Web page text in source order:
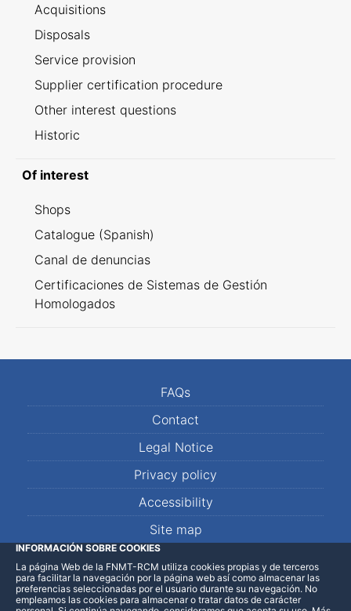
Acquisitions
Disposals
Service provision
Supplier certification procedure
Other interest questions
Historic
Of interest
Shops
Catalogue (Spanish)
Canal de denuncias
Certificaciones de Sistemas de Gestión
Homologados
FAQs
Contact
Legal Notice
Privacy policy
Accessibility
Site map
LinkedInFacebookWhatsApp
INFORMACIÓN SOBRE COOKIES
La página Web de la FNMT-RCM utiliza cookies propias y de terceros
para facilitar la navegación por la página web así como almacenar las
preferencias seleccionadas por el usuario durante su navegación. No
empleamos las cookies para almacenar o tratar datos de carácter